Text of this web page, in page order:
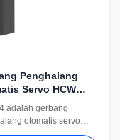
Penghalang
Servo HCW
dengan Indikator
untuk Kontrol Akses
adalah gerbang
otomatis servo
kontrol akses tempat